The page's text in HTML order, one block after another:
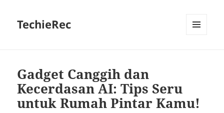
TechieRec
Gadget Canggih dan
Kecerdasan AI: Tips Seru
untuk Rumah Pintar Kamu!